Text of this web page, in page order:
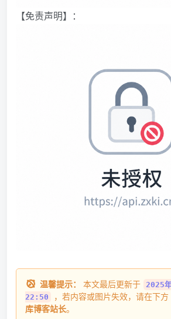
【免责声明】：
温馨提示： 本文最后更新于 2025
22:50
，若内容或图片失效，请在下方
库博客站长。